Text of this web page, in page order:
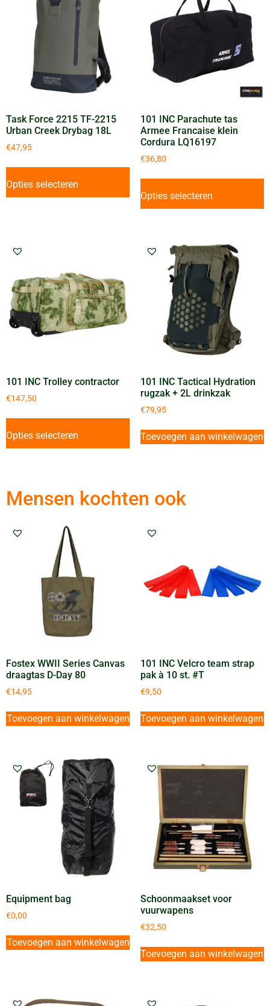
Task Force 2215 TF-2215
Urban Creek Drybag 18L
€47,95
Opties selecteren
101 INC Parachute tas
Armee Francaise klein
Cordura LQ16197
€36,80
Opties selecteren
101 INC Trolley contractor
€147,50
Opties selecteren
101 INC Tactical Hydration
rugzak + 2L drinkzak
€79,95
Toevoegen aan winkelwagen
Mensen kochten ook
Fostex WWII Series Canvas
draagtas D-Day 80
€14,95
Toevoegen aan winkelwagen
101 INC Velcro team strap
pak à 10 st. #T
€9,50
Toevoegen aan winkelwagen
Equipment bag
€0,00
Toevoegen aan winkelwagen
Schoonmaakset voor
vuurwapens
€32,50
Toevoegen aan winkelwagen